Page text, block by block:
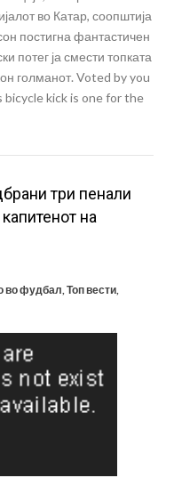
во Катар, соопштија
постигна фантастичен
потег ја смести топката
голманот. Voted by you
kick is one for the
три пенали
на
во фудбал,Топ вести,